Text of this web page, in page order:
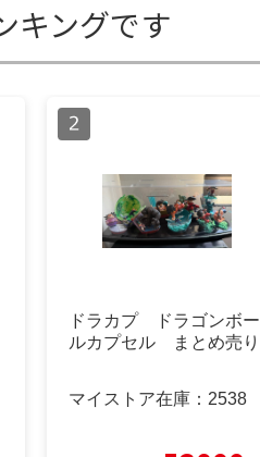
キングです
ドラカプ ドラゴンボー
ルカプセル まとめ売り
マイストア在庫： 2538